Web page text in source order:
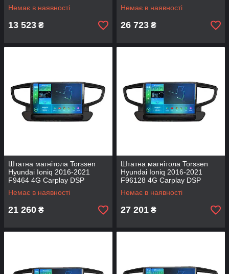
Немає в наявності
13 523 ₴
Немає в наявності
26 723 ₴
Штатна магнітола Torssen
Hyundai Ioniq 2016-2021
F9464 4G Carplay DSP
Немає в наявності
21 260 ₴
Штатна магнітола Torssen
Hyundai Ioniq 2016-2021
F96128 4G Carplay DSP
Немає в наявності
27 201 ₴